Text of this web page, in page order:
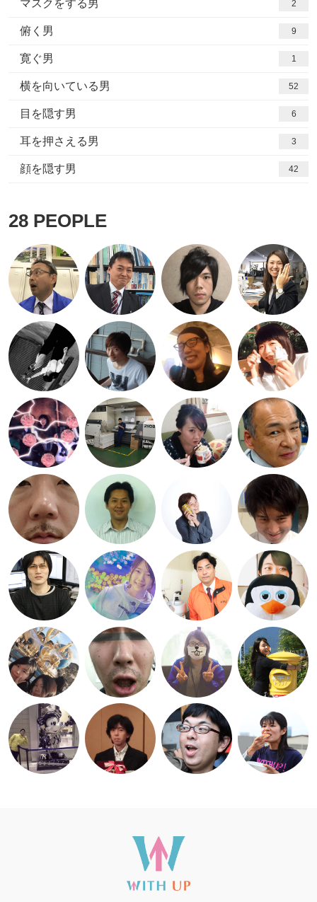
マスクをする男 2
俯く男 9
寛ぐ男 1
横を向いている男 52
目を隠す男 6
耳を押さえる男 3
顔を隠す男 42
28 PEOPLE